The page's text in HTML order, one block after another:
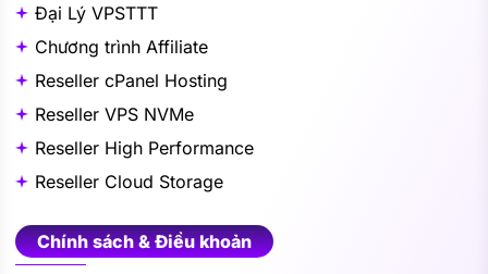
Đại Lý VPSTTT
Chương trình Affiliate
Reseller cPanel Hosting
Reseller VPS NVMe
Reseller High Performance
Reseller Cloud Storage
Chính sách & Điều khoản